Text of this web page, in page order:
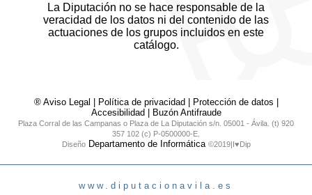
La Diputación no se hace responsable de la
veracidad de los datos ni del contenido de las
actuaciones de los grupos incluidos en este
catálogo.
® Aviso Legal | Política de privacidad| Protección de datos |
Accesibilidad| Buzón Antifraude
Plaza Corral de las Campanas o Plaza de La Diputación s/n. 05001 - Ávila. (t) 920
357 102 (c) P-0500000-E.
DiseñoDepartamento de Informática ©2019|I♥Dip
www.diputacionavila.es